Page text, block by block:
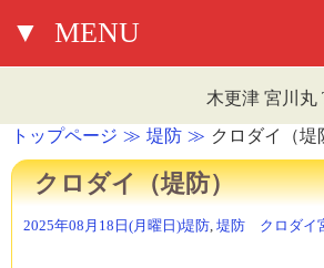
▼ MENU
木更津 宮川丸
トップページ 堤防 クロダイ（堤
クロダイ（堤防）
2025年08月18日(月曜日)堤防, 堤防 クロダイ